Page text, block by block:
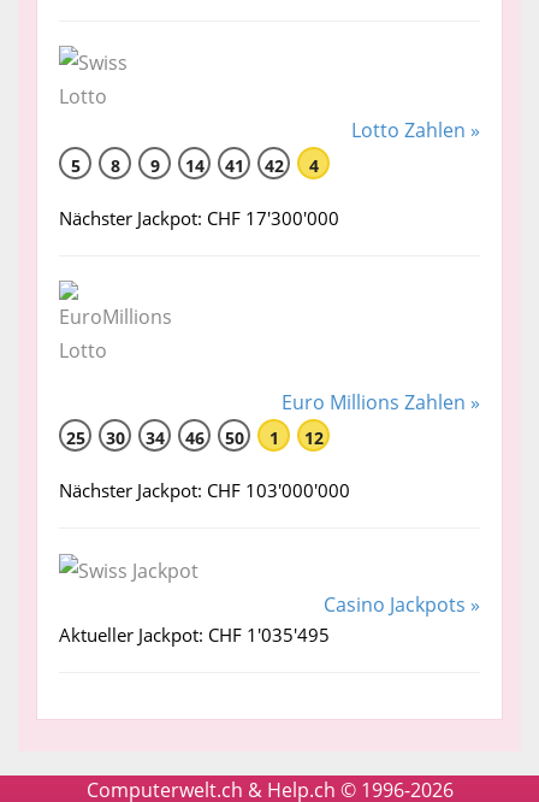
Lotto Zahlen »
5 8 9 14 41 42 4
Nächster Jackpot: CHF 17'300'000
Euro Millions Zahlen »
25 30 34 46 50 1 12
Nächster Jackpot: CHF 103'000'000
Casino Jackpots »
Aktueller Jackpot: CHF 1'035'495
Computerwelt.ch & Help.ch © 1996-2026